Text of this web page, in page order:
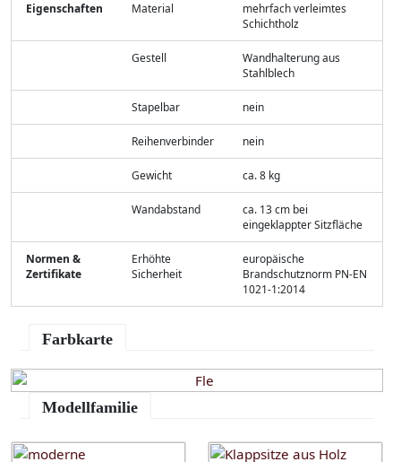
Eigenschaften Material
mehrfach verleimtes
Schichtholz
Gestell
Wandhalterung aus
Stahlblech
Stapelbar nein
Reihenverbinder nein
Gewicht ca. 8 kg
Wandabstand
ca. 13 cm bei
eingeklappter Sitzfläche
Normen &
Zertifikate
Erhöhte
Sicherheit
europäische
Brandschutznorm PN-EN
1021-1:2014
Farbkarte
Modellfamilie